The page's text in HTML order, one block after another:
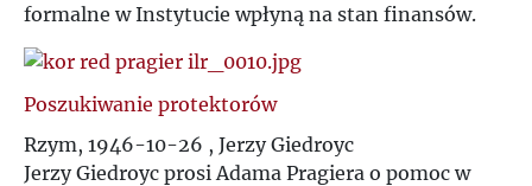
formalne w Instytucie wpłyną na stan finansów.
Poszukiwanie protektorów
Rzym, 1946-10-26 , Jerzy Giedroyc
Jerzy Giedroyc prosi Adama Pragiera o pomoc w